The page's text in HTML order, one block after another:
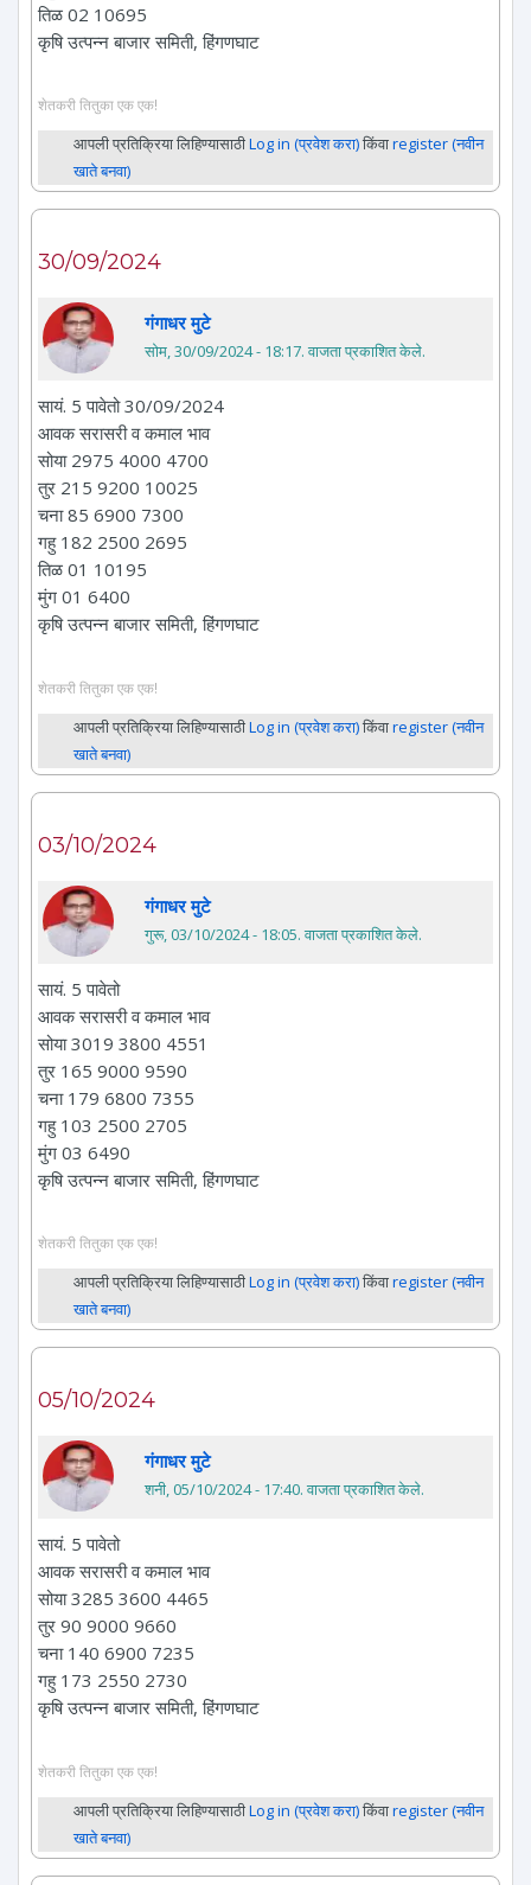
तिळ 02 10695
कृषि उत्पन्न बाजार समिती, हिंगणघाट
शेतकरी तितुका एक एक!
आपली प्रतिक्रिया लिहिण्यासाठीLog in (प्रवेश करा)किंवाregister (नवीन
खाते बनवा)
30/09/2024
गंगाधर मुटे
सोम, 30/09/2024 - 18:17. वाजता प्रकाशित केले.
सायं. 5 पावेतो 30/09/2024
आवक सरासरी व कमाल भाव
सोया 2975 4000 4700
तुर 215 9200 10025
चना 85 6900 7300
गहु 182 2500 2695
तिळ 01 10195
मुंग 01 6400
कृषि उत्पन्न बाजार समिती, हिंगणघाट
शेतकरी तितुका एक एक!
आपली प्रतिक्रिया लिहिण्यासाठीLog in (प्रवेश करा)किंवाregister (नवीन
खाते बनवा)
03/10/2024
गंगाधर मुटे
गुरू, 03/10/2024 - 18:05. वाजता प्रकाशित केले.
सायं. 5 पावेतो
आवक सरासरी व कमाल भाव
सोया 3019 3800 4551
तुर 165 9000 9590
चना 179 6800 7355
गहु 103 2500 2705
मुंग 03 6490
कृषि उत्पन्न बाजार समिती, हिंगणघाट
शेतकरी तितुका एक एक!
आपली प्रतिक्रिया लिहिण्यासाठीLog in (प्रवेश करा)किंवाregister (नवीन
खाते बनवा)
05/10/2024
गंगाधर मुटे
शनी, 05/10/2024 - 17:40. वाजता प्रकाशित केले.
सायं. 5 पावेतो
आवक सरासरी व कमाल भाव
सोया 3285 3600 4465
तुर 90 9000 9660
चना 140 6900 7235
गहु 173 2550 2730
कृषि उत्पन्न बाजार समिती, हिंगणघाट
शेतकरी तितुका एक एक!
आपली प्रतिक्रिया लिहिण्यासाठीLog in (प्रवेश करा)किंवाregister (नवीन
खाते बनवा)